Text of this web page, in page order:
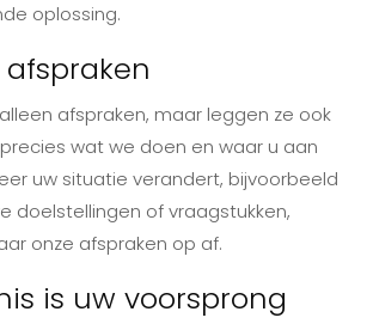
oplossing.
afspraken, maar leggen ze ook
wat we doen en waar u aan
uw situatie verandert, bijvoorbeeld
doelstellingen of vraagstukken,
onze afspraken op af.
is uw voorsprong